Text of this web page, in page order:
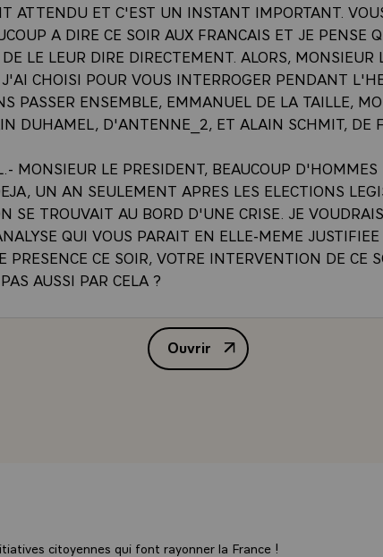
ATTENDU ET C'EST UN INSTANT IMPORTANT.
A DIRE CE SOIR AUX FRANCAIS ET JE PENSE
LE LEUR DIRE DIRECTEMENT. ALORS, MONSIEUR
CHOISI POUR VOUS INTERROGER PENDANT
PASSER ENSEMBLE, EMMANUEL DE LA TAILLE,
DUHAMEL, D'ANTENNE_2, ET ALAIN SCHMIT, DE
MONSIEUR LE PRESIDENT, BEAUCOUP D'HOMMES
UN AN SEULEMENT APRES LES ELECTIONS
SE TROUVAIT AU BORD D'UNE CRISE. JE
QUI VOUS PARAIT EN ELLE-MEME
PRESENCE CE SOIR, VOTRE INTERVENTION DE CE
AUSSI PAR CELA ?
QUE CE N'EST PAS DANS CET ESPRIT QUE
CETTE EMISSION POUR MOI N'EST PAS SEMBLABLE A
EN CE QUI CONCERNE L' _ETAT ET L'AVENIR DE LA
QUE, POUR MOI, LES QUESTIONS DE POLITIQUE,
Ouvrir
EMISSION D'ANTENNE 2,
citoyennes qui font rayonner la France !